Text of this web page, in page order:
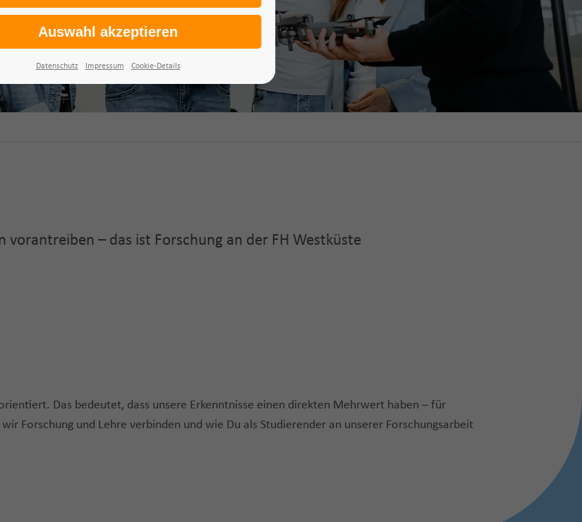
vorantreiben – das ist Forschung an der FH Westküste
Das bedeutet, dass unsere Erkenntnisse einen direkten Mehrwert haben – für
Forschung und Lehre verbinden und wie Du als Studierender an unserer Forschungsarbeit
Datenschutz Impressum Cookie-Details